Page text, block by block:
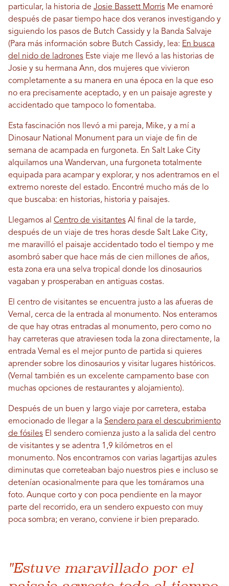
particular, la historia de Josie Bassett Morris Me enamoré
después de pasar tiempo hace dos veranos investigando y
siguiendo los pasos de Butch Cassidy y la Banda Salvaje
(Para más información sobre Butch Cassidy, lea: En busca
del nido de ladrones Este viaje me llevó a las historias de
Josie y su hermana Ann, dos mujeres que vivieron
completamente a su manera en una época en la que eso
no era precisamente aceptado, y en un paisaje agreste y
accidentado que tampoco lo fomentaba.
Esta fascinación nos llevó a mi pareja, Mike, y a mí a
Dinosaur National Monument para un viaje de fin de
semana de acampada en furgoneta. En Salt Lake City
alquilamos una Wandervan, una furgoneta totalmente
equipada para acampar y explorar, y nos adentramos en el
extremo noreste del estado. Encontré mucho más de lo
que buscaba: en historias, historia y paisajes.
Llegamos al Centro de visitantes Al final de la tarde,
después de un viaje de tres horas desde Salt Lake City,
me maravilló el paisaje accidentado todo el tiempo y me
asombró saber que hace más de cien millones de años,
esta zona era una selva tropical donde los dinosaurios
vagaban y prosperaban en antiguas costas.
El centro de visitantes se encuentra justo a las afueras de
Vernal, cerca de la entrada al monumento. Nos enteramos
de que hay otras entradas al monumento, pero como no
hay carreteras que atraviesen toda la zona directamente, la
entrada Vernal es el mejor punto de partida si quieres
aprender sobre los dinosaurios y visitar lugares históricos.
(Vernal también es un excelente campamento base con
muchas opciones de restaurantes y alojamiento).
Después de un buen y largo viaje por carretera, estaba
emocionado de llegar a la Sendero para el descubrimiento
de fósiles El sendero comienza justo a la salida del centro
de visitantes y se adentra 1,9 kilómetros en el
monumento. Nos encontramos con varias lagartijas azules
diminutas que correteaban bajo nuestros pies e incluso se
detenían ocasionalmente para que les tomáramos una
foto. Aunque corto y con poca pendiente en la mayor
parte del recorrido, era un sendero expuesto con muy
poca sombra; en verano, conviene ir bien preparado.
"Estuve maravillado por el